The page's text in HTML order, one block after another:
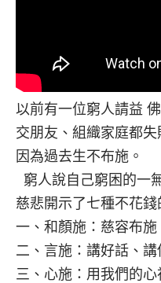
以前有一位窮人請益
交朋友、組織家庭都失
因為過去生不布施。
窮人說自己窮困的一
慈悲開示了七種不花
一、和顏施：慈容布施
二、言施：講好話、講
三、心施：用我們的心